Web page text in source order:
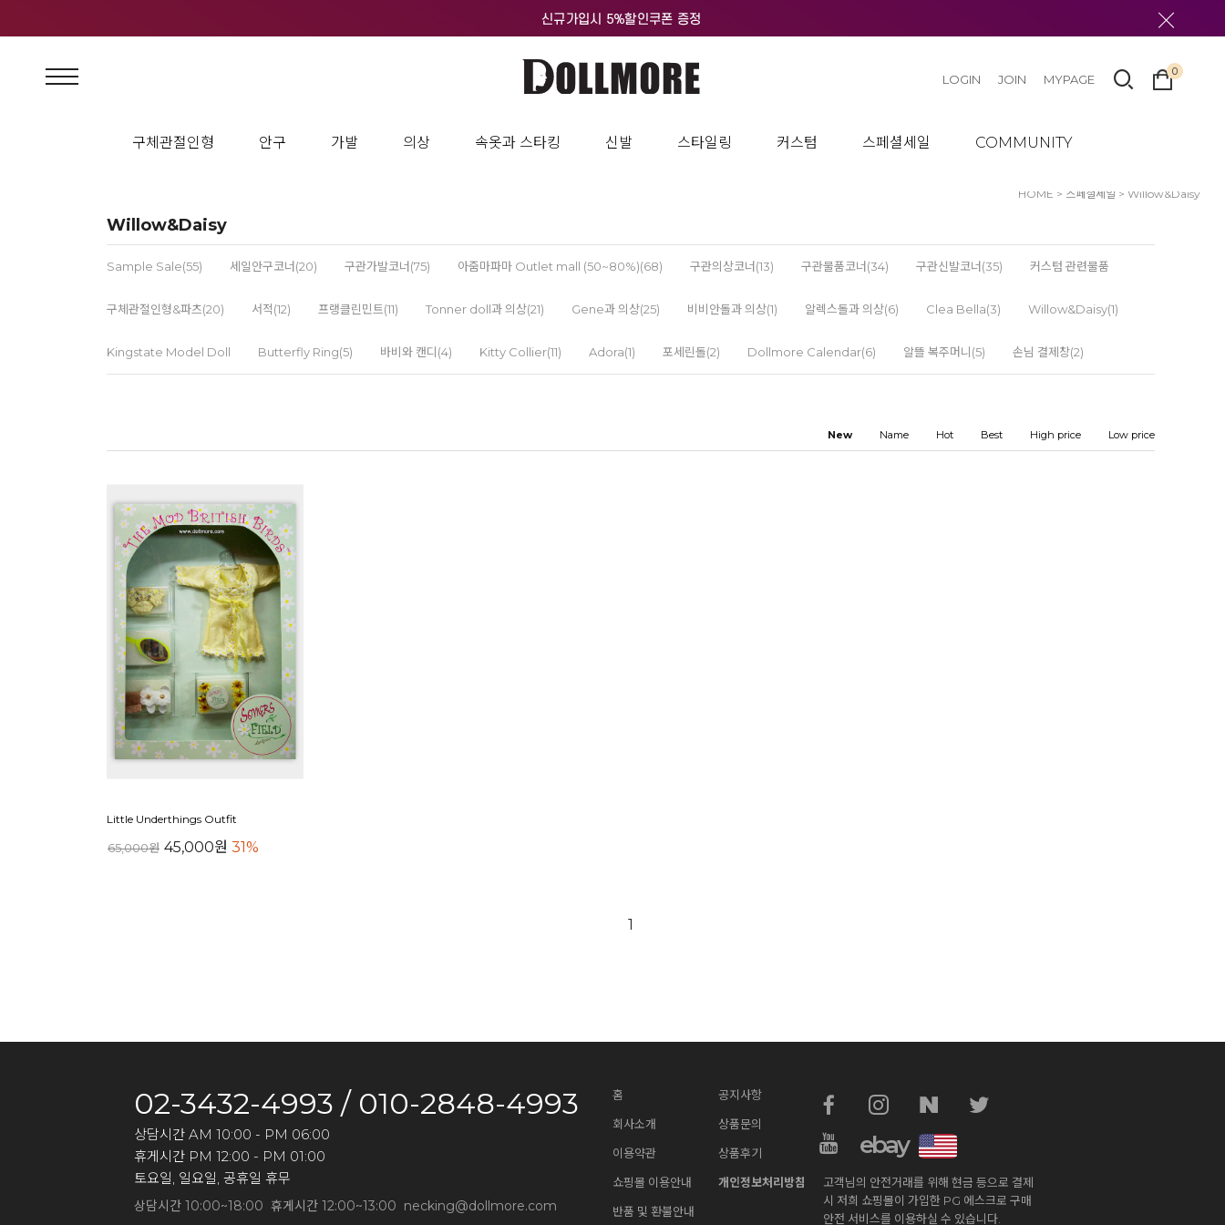
구체관절인형 안구 가발 의상 속옷과 스타킹 신발 스타일링 커스텀 스페셜세일 COMMUNITY
LOGIN JOIN MYPAGE
0
HOME > 스페셜세일 > Willow&Daisy
Willow&Daisy
Sample Sale(55) 세일안구코너(20) 구관가발코너(75) 아줌마파마 Outlet mall (50~80%)(68) 구관의상코너(13) 구관물품코너(34) 구관신발코너(35) 커스텀 관련물품
구체관절인형&파츠(20) 서적(12) 프랭클린민트(11) Tonner doll과 의상(21) Gene과 의상(25) 비비안돌과 의상(1) 알렉스돌과 의상(6) Clea Bella(3) Willow&Daisy(1)
Kingstate Model Doll Butterfly Ring(5) 바비와 캔디(4) Kitty Collier(11) Adora(1) 포세린돌(2) Dollmore Calendar(6) 알뜰 복주머니(5) 손님 결제창(2)
New Name Hot Best High price Low price
Little Underthings Outfit
65,000원 45,000원 31%
1
02-3432-4993 / 010-2848-4993
상담시간 AM 10:00 - PM 06:00
휴게시간 PM 12:00 - PM 01:00
토요일, 일요일, 공휴일 휴무
상담시간 10:00~18:00 휴게시간 12:00~13:00 necking@dollmore.com
홈
회사소개
이용약관
쇼핑몰 이용안내
반품 및 환불안내
공지사항
상품문의
상품후기
개인정보처리방침
ebay
고객님의 안전거래를 위해 현금 등으로 결제
시 저희 쇼핑몰이 가입한 PG 에스크로 구매
안전 서비스를 이용하실 수 있습니다.